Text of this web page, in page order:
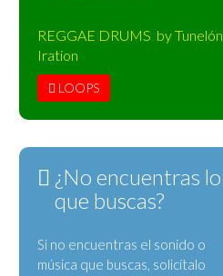
REGGAE DRUMS by Tunelón
Iration
LOOPS
¿No encuentras lo
que buscas?
Si no encuentras el sonido o
música que buscas, solicítalo